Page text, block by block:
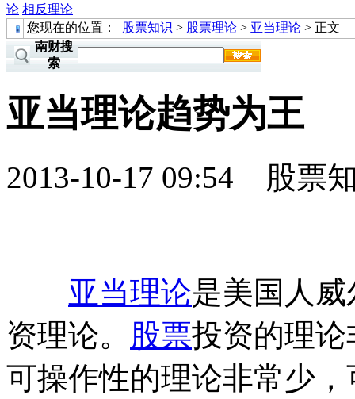
论 相反理论
您现在的位置：
股票知识 > 股票理论 > 亚当理论 > 正文
南财搜
索
亚当理论趋势为王
2013-10-17 09:54 股票
亚当理论是美国人威
资理论。 股票投资的理
可操作性的理论非常少